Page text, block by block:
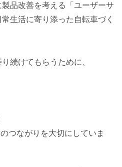
品改善を考える「ユーザーサ
生活に寄り添った自転車づく
続けてもらうために、
つながりを大切にしていま